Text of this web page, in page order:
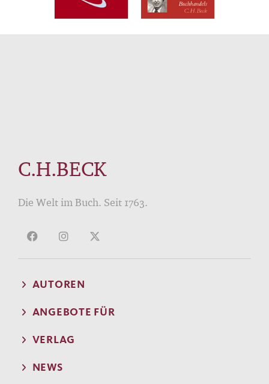
C.H.BECK
Die Welt im Buch. Seit 1763.
AUTOREN
ANGEBOTE FÜR
VERLAG
NEWS